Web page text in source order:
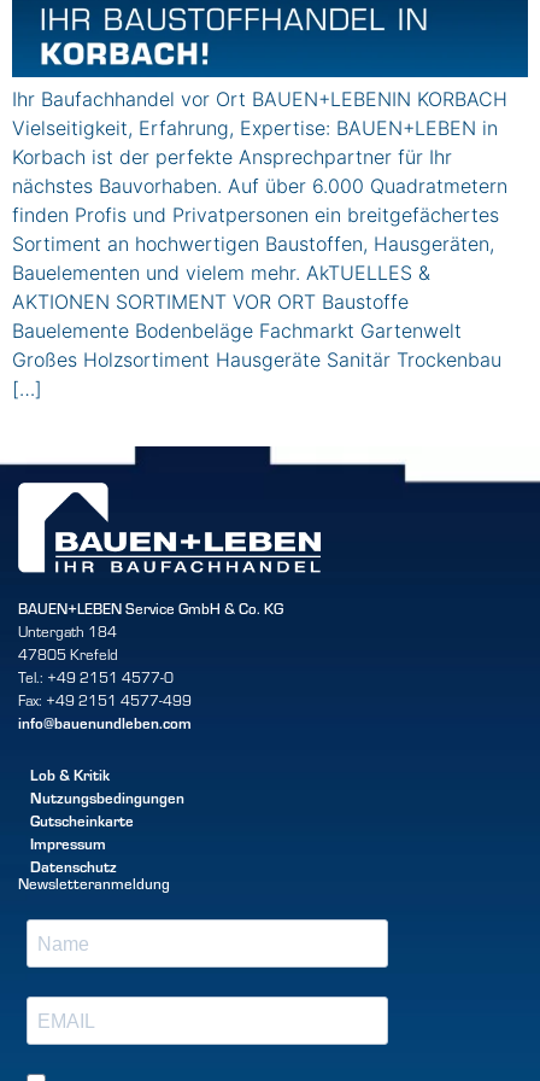
Ihr Baufachhandel vor Ort BAUEN+LEBENIN KORBACH
Vielseitigkeit, Erfahrung, Expertise: BAUEN+LEBEN in
Korbach ist der perfekte Ansprechpartner für Ihr
nächstes Bauvorhaben. Auf über 6.000 Quadratmetern
finden Profis und Privatpersonen ein breitgefächertes
Sortiment an hochwertigen Baustoffen, Hausgeräten,
Bauelementen und vielem mehr. AkTUELLES &
AKTIONEN SORTIMENT VOR ORT Baustoffe
Bauelemente Bodenbeläge Fachmarkt Gartenwelt
Großes Holzsortiment Hausgeräte Sanitär Trockenbau
[…]
BAUEN+LEBEN Service GmbH & Co. KG
Untergath 184
47805 Krefeld
Tel.: +49 2151 4577-0
Fax: +49 2151 4577-499
info@bauenundleben.com
Lob & Kritik
Nutzungsbedingungen
Gutscheinkarte
Impressum
Datenschutz
Newsletteranmeldung